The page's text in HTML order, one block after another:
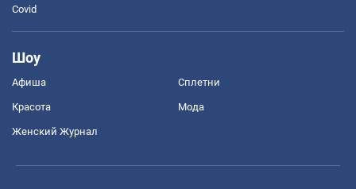
Covid
Шоу
Афиша Сплетни
Красота Мода
Женский Журнал